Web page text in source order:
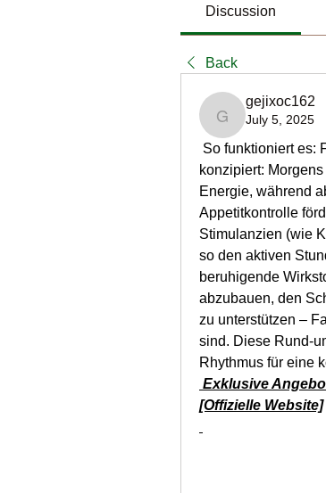
Discussion
Back
gejixoc162
gejixoc162
July 5, 2025
So funktioniert es:
konzipiert:
Energie, während
Appetitkontrolle
Stimulanzien (wie
so den aktiven
beruhigende
abzubauen, den
zu unterstützen –
sind. Diese Rund-
Rhythmus für eine
Exklusive
[Offizielle Website]